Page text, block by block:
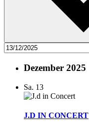
Dezember 2025
Sa. 13
J.D IN CONCERT